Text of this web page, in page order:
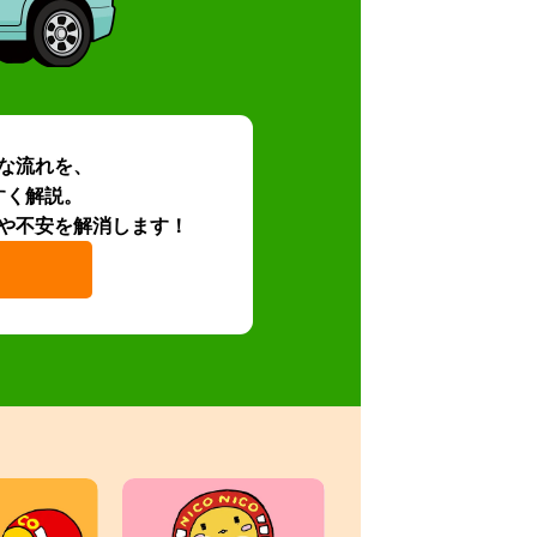
流れを、
解説。
不安を解消します！